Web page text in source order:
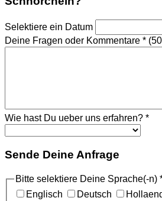
Selektiere ein Datum
Deine Fragen oder Kommentare *
Wie hast Du ueber uns erfahren? *
Sende Deine Anfrage
Bitte selektiere Deine Sprache(-n)
Englisch
Deutsch